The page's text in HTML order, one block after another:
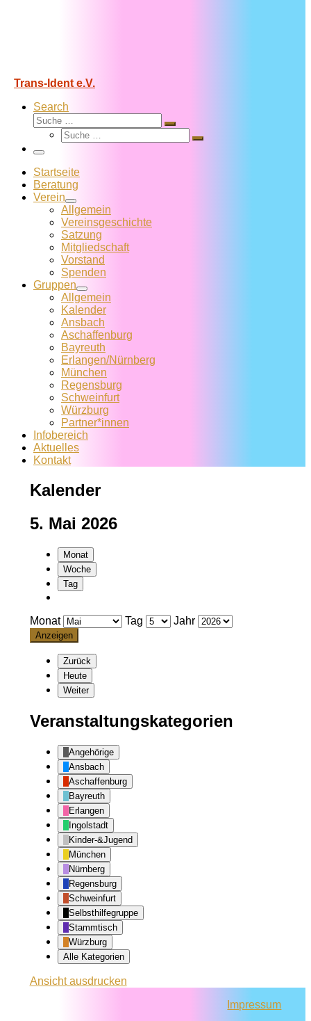
Trans-Ident e.V.
Search
Suche
Suche
Suche
Suche
Menü
Startseite
Beratung
Verein
Allgemein
Vereins­geschichte
Satzung
Mitglied­schaft
Vorstand
Spenden
Gruppen
Allgemein
Kalender
Ansbach
Aschaffenburg
Bayreuth
Erlangen/Nürnberg
München
Regensburg
Schweinfurt
Würzburg
Partner*innen
Infobereich
Aktuelles
Kontakt
Kalender
5. Mai 2026
Monat
Woche
Tag
Monat Tag Jahr
Zurück
Heute
Weiter
Veranstaltungskategorien
Angehörige
Ansbach
Aschaffenburg
Bayreuth
Erlangen
Ingolstadt
Kinder-&Jugend
München
Nürnberg
Regensburg
Schweinfurt
Selbsthilfegruppe
Stammtisch
Würzburg
Alle Kategorien
Ansichtausdrucken
Impressum